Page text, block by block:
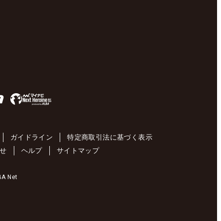
ガイドライン
特定商取引法に基づく表示
ヘルプ サイトマップ
Net